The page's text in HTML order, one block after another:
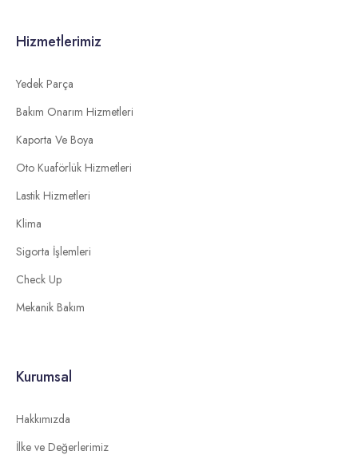
Hizmetlerimiz
Yedek Parça
Bakım Onarım Hizmetleri
Kaporta Ve Boya
Oto Kuaförlük Hizmetleri
Lastik Hizmetleri
Klima
Sigorta İşlemleri
Check Up
Mekanik Bakım
Kurumsal
Hakkımızda
İlke ve Değerlerimiz